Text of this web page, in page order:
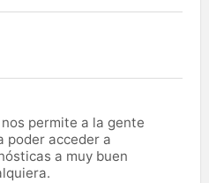
permite a la gente
poder acceder a
a muy buen